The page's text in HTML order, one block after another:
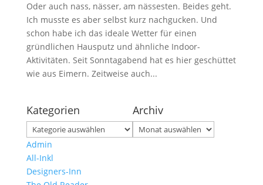
Oder auch nass, nässer, am nässesten. Beides geht.
Ich musste es aber selbst kurz nachgucken. Und
schon habe ich das ideale Wetter für einen
gründlichen Hausputz und ähnliche Indoor-
Aktivitäten. Seit Sonntagabend hat es hier geschüttet
wie aus Eimern. Zeitweise auch...
Kategorien
Kategorien
Archiv
Archiv
Admin
All-Inkl
Designers-Inn